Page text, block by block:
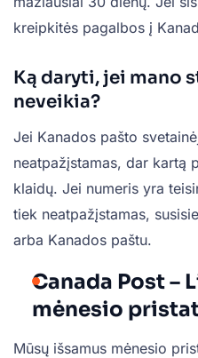
kreipkitės pagalbos į
Ką daryti, jei mano
neveikia?
Jei Kanados pašto
neatpažįstamas, dar kartą
klaidų. Jei numeris yra
tiek neatpažįstamas,
arba Kanados paštu.
Canada Post –
mėnesio
Mūsų išsamus mėnesio